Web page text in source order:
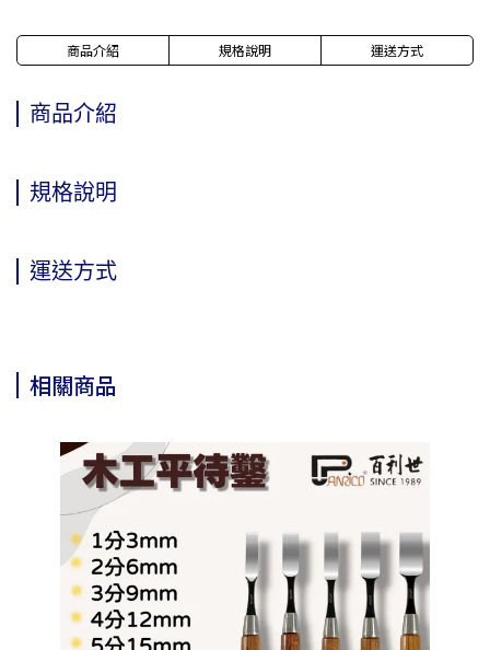
商品介紹 規格說明 運送方式
商品介紹
規格說明
運送方式
相關商品